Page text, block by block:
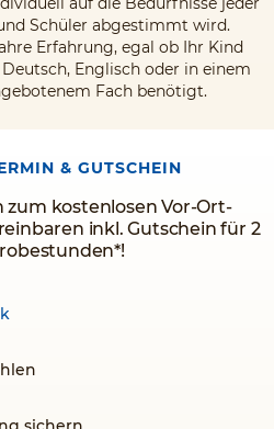
Schüler abgestimmt wird.
Erfahrung, egal ob Ihr Kind
Englisch oder in einem
Fach benötigt.
& GUTSCHEIN
kostenlosen Vor-Ort-
inkl. Gutschein für 2